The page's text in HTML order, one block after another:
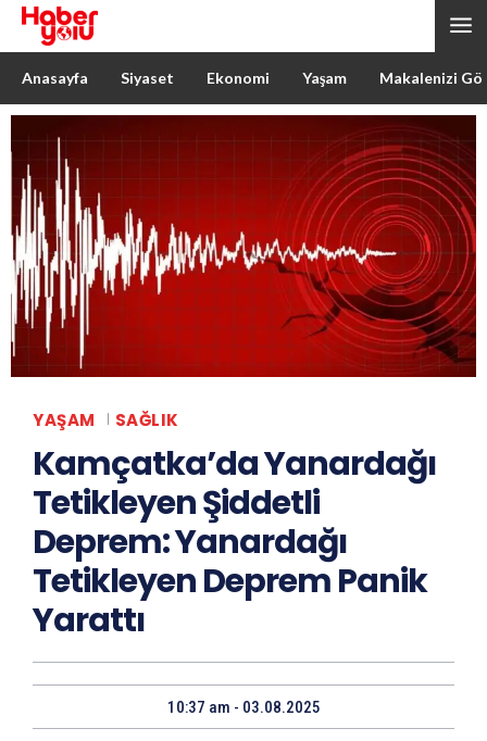
Anasayfa Siyaset Ekonomi Yaşam Makalenizi
YAŞAM SAĞLIK
Kamçatka’da Yanardağı
Tetikleyen Şiddetli
Deprem: Yanardağı
Tetikleyen Deprem Panik
Yarattı
10:37 am - 03.08.2025